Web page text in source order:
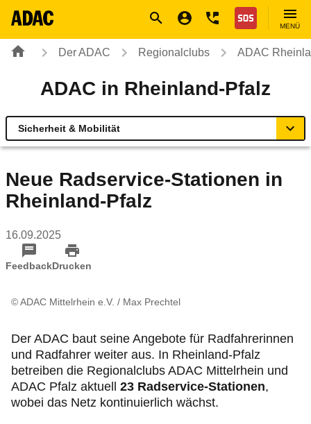
Nothilfe
MENÜ
Der ADAC Regionalclubs ADAC
ADAC in Rheinland-Pfalz
Sicherheit & Mobilität
Geschäftsstellen & Reisebüros
Urlaub & Touristik
Motorsport & Ortsclubs
Ihr ADAC in Rheinland-Pfalz
Neue Radservice-Stationen in
Rheinland-Pfalz
16.09.2025
FeedbackDrucken
© ADAC Mittelrhein e.V. / Max Prechtel
Der ADAC baut seine Angebote für Radfahrerinnen
und Radfahrer weiter aus. In Rheinland-Pfalz
betreiben die Regionalclubs ADAC Mittelrhein und
ADAC Pfalz aktuell 23 Radservice-Stationen,
wobei das Netz kontinuierlich wächst.